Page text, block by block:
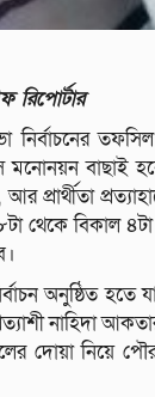
রিপোর্টার
নির্বাচনের
মনোনয়ন বাছাই
প্রার্থীতা
থেকে বিকাল ৪টা
অনুষ্ঠিত হতে
নাহিদা
দোয়া নিয়ে